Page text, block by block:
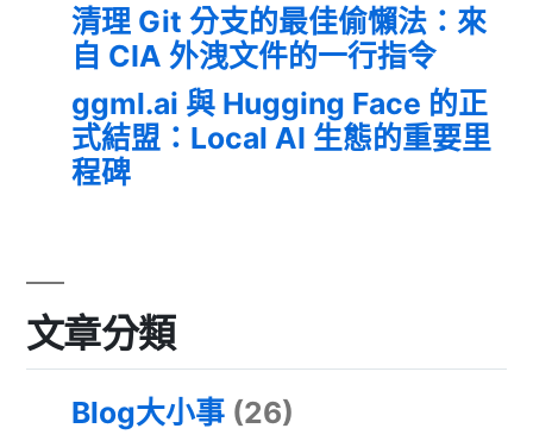
清理 Git 分支的最佳偷懶法：來
自 CIA 外洩文件的一行指令
ggml.ai 與 Hugging Face 的正
式結盟：Local AI 生態的重要里
程碑
文章分類
Blog大小事 (26)